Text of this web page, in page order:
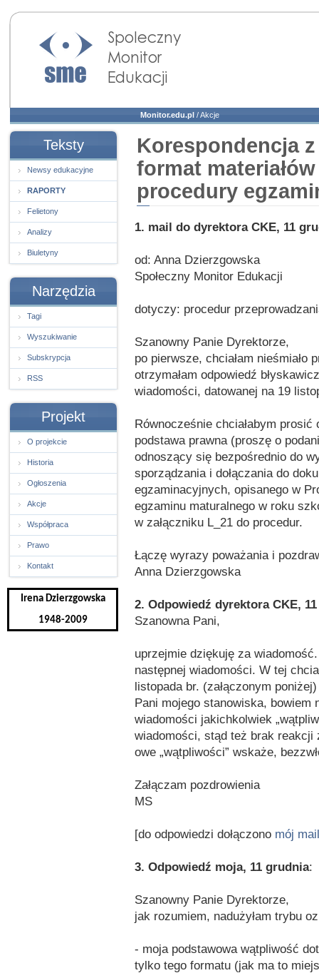
Społeczny Monitor
Edukacji
Monitor.edu.pl /Akcje
Teksty
Newsy edukacyjne
RAPORTY
Felietony
Analizy
Biuletyny
Narzędzia
Tagi
Wyszukiwanie
Subskrypcja
RSS
Projekt
O projekcie
Historia
Ogłoszenia
Akcje
Współpraca
Prawo
Kontakt
Irena Dzierzgowska
1948-2009
Korespondencja
format
procedury
1. mail do dyrektora CKE, 11
od: Anna Dzierzgowska
Społeczny Monitor Edukacji
dotyczy: procedur
Szanowny Panie Dyrektorze,
po pierwsze, chciałam
otrzymałam odpowiedź
wiadomości, datowanej na 19
Równocześnie chciałabym
podstawa prawna (proszę o
odnoszący się bezpośrednio do
sporządzania i dołączania do
egzaminacyjnych, opisanego w
egzaminu maturalnego w roku
w załączniku L_21 do procedur.
Łączę wyrazy poważania i
Anna Dzierzgowska
2. Odpowiedź dyrektora CKE,
Szanowna Pani,
uprzejmie dziękuję za
następnej wiadomości. W tej
listopada br. (załączonym
Pani mojego stanowiska,
wiadomości jakichkolwiek
wiadomości, stąd też brak
owe „wątpliwości” wskaże,
Załączam pozdrowienia
MS
[do odpowiedzi dołączono mój
3. Odpowiedź moja, 11 grudnia:
Szanowny Panie Dyrektorze,
jak rozumiem, nadużyłam trybu
- moja podstawowa wątpliwość
tylko tego formatu (jak ma to